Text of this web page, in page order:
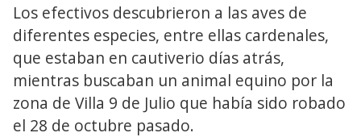
Los efectivos descubrieron a las aves de
diferentes especies, entre ellas cardenales,
que estaban en cautiverio días atrás,
mientras buscaban un animal equino por la
zona de Villa 9 de Julio que había sido robado
el 28 de octubre pasado.